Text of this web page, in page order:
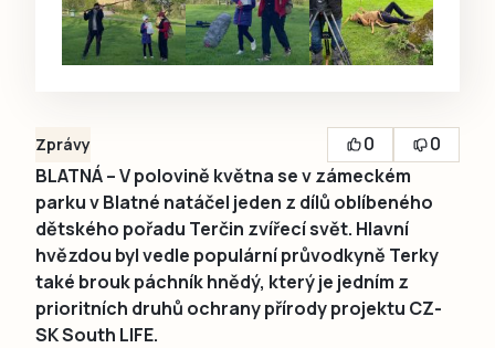
Zprávy 0
0
BLATNÁ – V polovině května se v zámeckém
parku v Blatné natáčel jeden z dílů oblíbeného
dětského pořadu Terčin zvířecí svět. Hlavní
hvězdou byl vedle populární průvodkyně Terky
také brouk páchník hnědý, který je jedním z
prioritních druhů ochrany přírody projektu CZ-
SK South LIFE.